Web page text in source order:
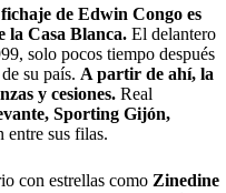
de Edwin Congo es
la Casa Blanca. El delantero
solo pocos tiempo después
su país. A partir de ahí, la
y cesiones. Real
Sporting Gijón,
entre sus filas.
con estrellas como Zinedine